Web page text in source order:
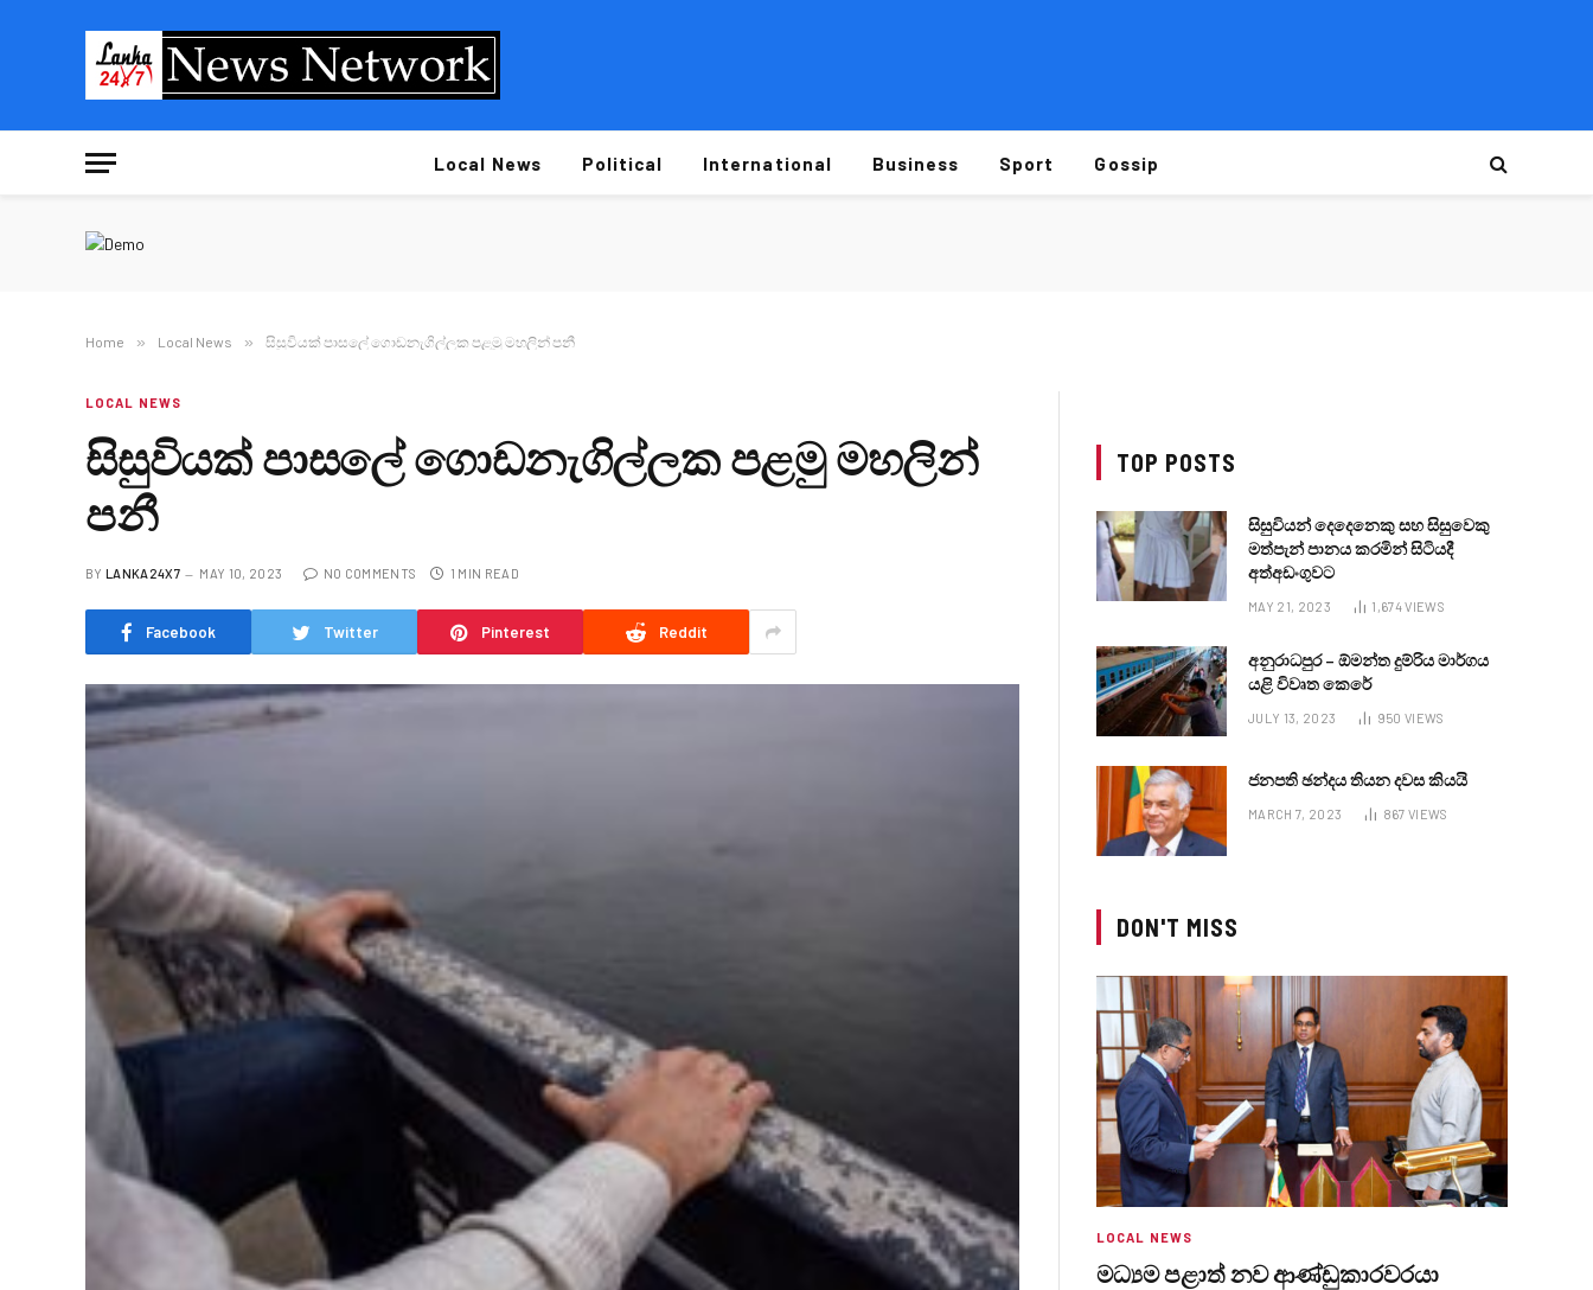
Local News Political International Business Sport Gossip
Home » Local News » සිසුවියක් පාසලේ ගොඩනැගිල්ලක පළමු මහලින් පනී
LOCAL NEWS
සිසුවියක් පාසලේ ගොඩනැගිල්ලක පළමු මහලින්
පනී
BY LANKA24X7 MAY 10, 2023 NO COMMENTS 1 MIN READ
Facebook Twitter Pinterest Reddit
TOP POSTS
සිසුවියන් දෙදෙනෙකු සහ සිසුවෙකු
මත්පැන් පානය කරමින් සිටියදී
අත්අඩංගුවට
MAY 21, 2023 1,674VIEWS
අනුරාධපුර – ඕමන්ත දුම්රිය මාර්ගය
යළි විවෘත කෙරේ
JULY 13, 2023 950 VIEWS
ජනපති ඡන්දය තියන දවස කියයි
MARCH 7, 2023 867 VIEWS
DON'T MISS
LOCAL NEWS
මධ්‍යම පළාත් නව ආණ්ඩුකාරවරයා